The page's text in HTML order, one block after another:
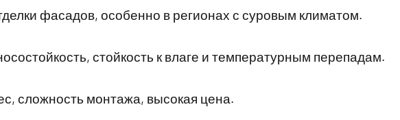
фасадов, особенно в регионах с суровым климатом.
стойкость к влаге и температурным перепадам.
сложность монтажа, высокая цена.